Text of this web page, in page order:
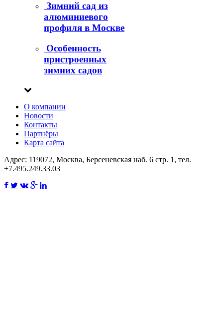
Зимний сад из
алюминиевого
профиля в Москве
Особенность
пристроенных
зимних садов
О компании
Новости
Контакты
Партнёры
Карта сайта
Адрес: 119072, Москва, Берсеневская наб. 6 стр. 1, тел.
+7.495.249.33.03